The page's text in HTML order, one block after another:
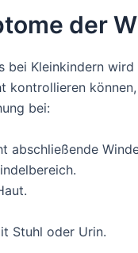
der
bei Kleinkindern
kontrollieren
bei:
abschließende
Stuhl oder Urin.